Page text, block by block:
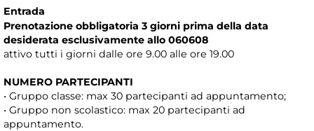
Entrada
Prenotazione obbligatoria 3 giorni prima della data
desiderata esclusivamente allo 060608
attivo tutti i giorni dalle ore 9.00 alle ore 19.00
NUMERO PARTECIPANTI
• Gruppo classe: max 30 partecipanti ad appuntamento;
• Gruppo non scolastico: max 20 partecipanti ad
appuntamento.